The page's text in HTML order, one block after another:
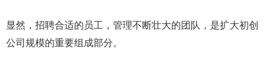
显然，招聘合适的员工，管理不断壮大的团队，是扩大初创
公司规模的重要组成部分。